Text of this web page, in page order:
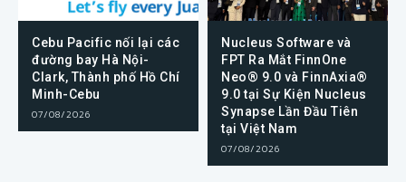
Cebu Pacific nối lại các
đường bay Hà Nội-
Clark, Thành phố Hồ Chí
Minh-Cebu
07/08/2026
Nucleus Software và
FPT Ra Mắt FinnOne
Neo® 9.0 và FinnAxia®
9.0 tại Sự Kiện Nucleus
Synapse Lần Đầu Tiên
tại Việt Nam
07/08/2026